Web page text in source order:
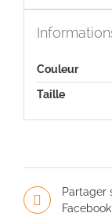
Couleur
Taille
Partager
Facebook